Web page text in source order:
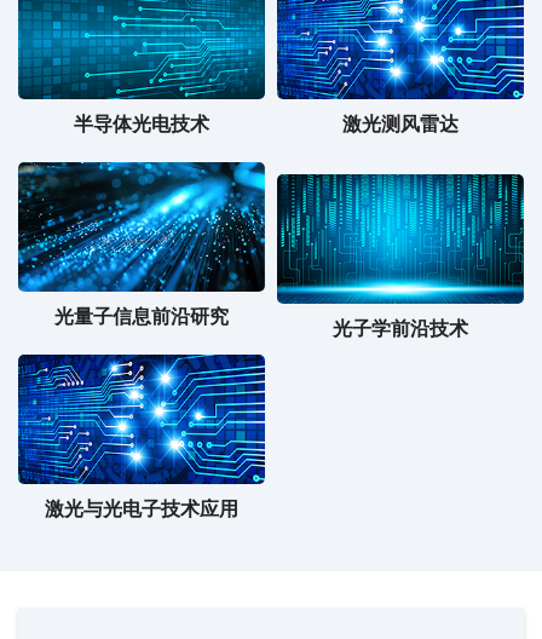
半导体光电技术 激光测风雷达
光量子信息前沿研究
光子学前沿技术
激光与光电子技术应用